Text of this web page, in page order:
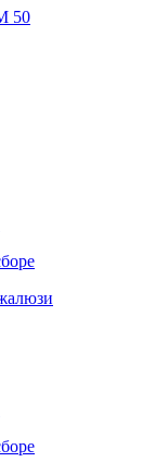
50